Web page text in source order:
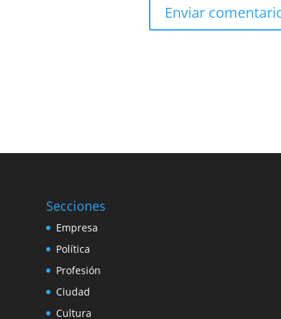
Secciones
Empresa
Política
Profesión
Ciudad
Cultura